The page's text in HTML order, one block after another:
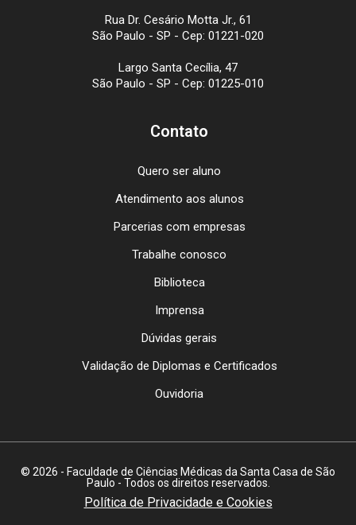
Rua Dr. Cesário Motta Jr., 61
São Paulo - SP - Cep: 01221-020
Largo Santa Cecília, 47
São Paulo - SP - Cep: 01225-010
Contato
Quero ser aluno
Atendimento aos alunos
Parcerias com empresas
Trabalhe conosco
Biblioteca
Imprensa
Dúvidas gerais
Validação de Diplomas e Certificados
Ouvidoria
© 2026 - Faculdade de Ciências Médicas da Santa Casa de São
Paulo - Todos os direitos reservados.
Política de Privacidade e Cookies